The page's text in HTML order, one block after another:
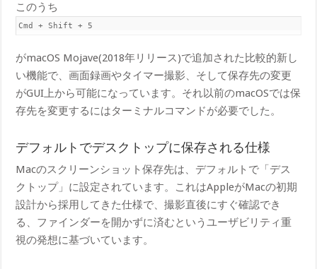
このうち
Cmd + Shift + 5
がmacOS Mojave(2018年リリース)で追加された比較的新し
い機能で、画面録画やタイマー撮影、そして保存先の変更
がGUI上から可能になっています。それ以前のmacOSでは保
存先を変更するにはターミナルコマンドが必要でした。
デフォルトでデスクトップに保存される仕様
Macのスクリーンショット保存先は、デフォルトで「デス
クトップ」に設定されています。これはAppleがMacの初期
設計から採用してきた仕様で、撮影直後にすぐ確認でき
る、ファインダーを開かずに済むというユーザビリティ重
視の発想に基づいています。